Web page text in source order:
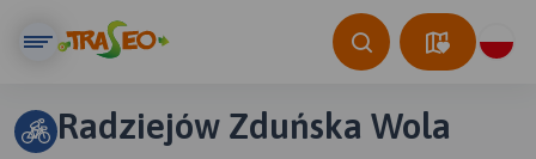
Radziejów Zduńska Wola